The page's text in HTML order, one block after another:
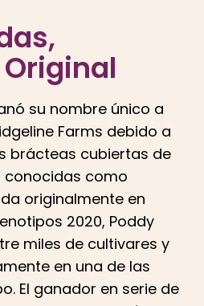
,
su nombre único a
Farms debido a
brácteas cubiertas de
como
originalmente en
2020, Poddy
miles de cultivares y
en una de las
El ganador en serie de